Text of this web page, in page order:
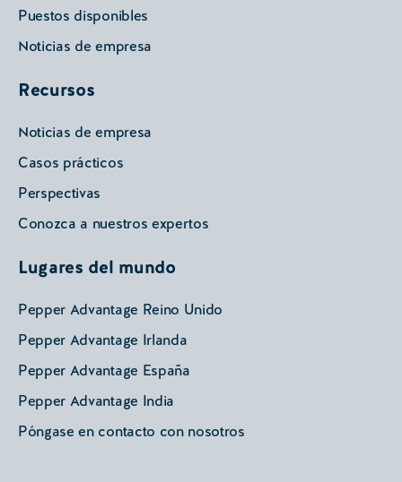
Puestos disponibles
Noticias de empresa
Recursos
Noticias de empresa
Casos prácticos
Perspectivas
Conozca a nuestros expertos
Lugares del mundo
Pepper Advantage Reino Unido
Pepper Advantage Irlanda
Pepper Advantage España
Pepper Advantage India
Póngase en contacto con nosotros